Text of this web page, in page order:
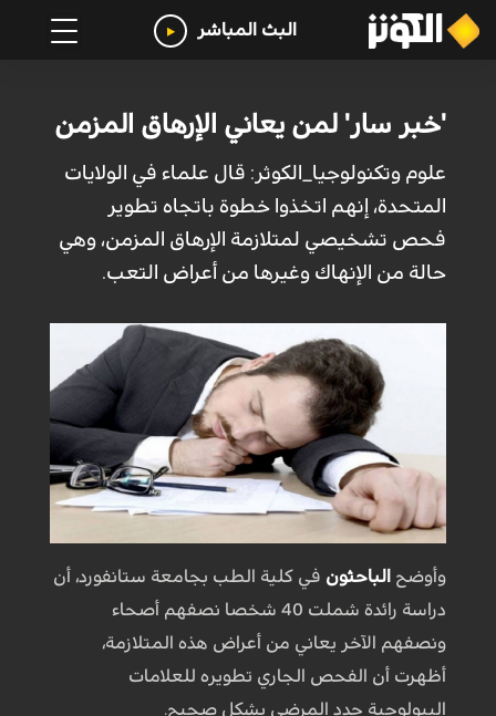
البث المباشر
'خبر سار' لمن يعاني الإرهاق المزمن
علوم وتكنولوجيا_الكوثر: قال علماء في الولايات
المتحدة، إنهم اتخذوا خطوة باتجاه تطوير
فحص تشخيصي لمتلازمة الإرهاق المزمن، وهي
حالة من الإنهاك وغيرها من أعراض التعب.
وأوضح الباحثون في كلية الطب بجامعة ستانفورد، أن
دراسة رائدة شملت 40 شخصا نصفهم أصحاء
ونصفهم الآخر يعاني من أعراض هذه المتلازمة،
أظهرت أن الفحص الجاري تطويره للعلامات
البيولوجية حدد المرضى بشكل صحيح.